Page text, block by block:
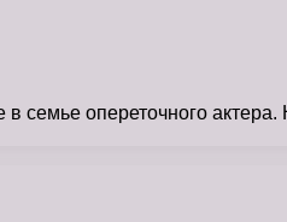
семье опереточного